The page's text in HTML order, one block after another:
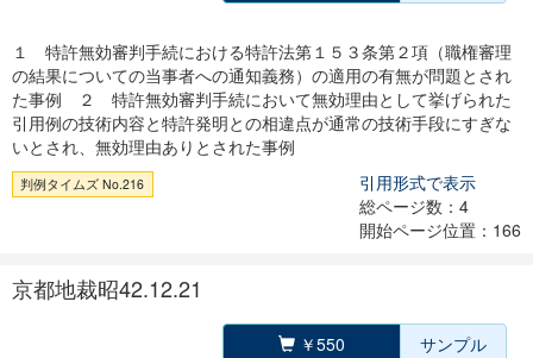
１ 特許無効審判手続における特許法第１５３条第２項（職権審理
の結果についての当事者への通知義務）の適用の有無が問題とされ
た事例 ２ 特許無効審判手続において無効理由として挙げられた
引用例の技術内容と特許発明との相違点が通常の技術手段にすぎな
いとされ、無効理由ありとされた事例
判例タイムズ No.216
引用形式で表示
総ページ数：4
開始ページ位置：166
京都地裁昭42.12.21
￥550 サンプル